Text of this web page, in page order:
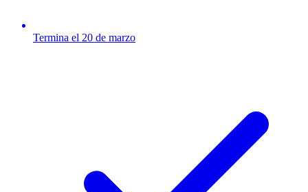
Termina el 20 de marzo